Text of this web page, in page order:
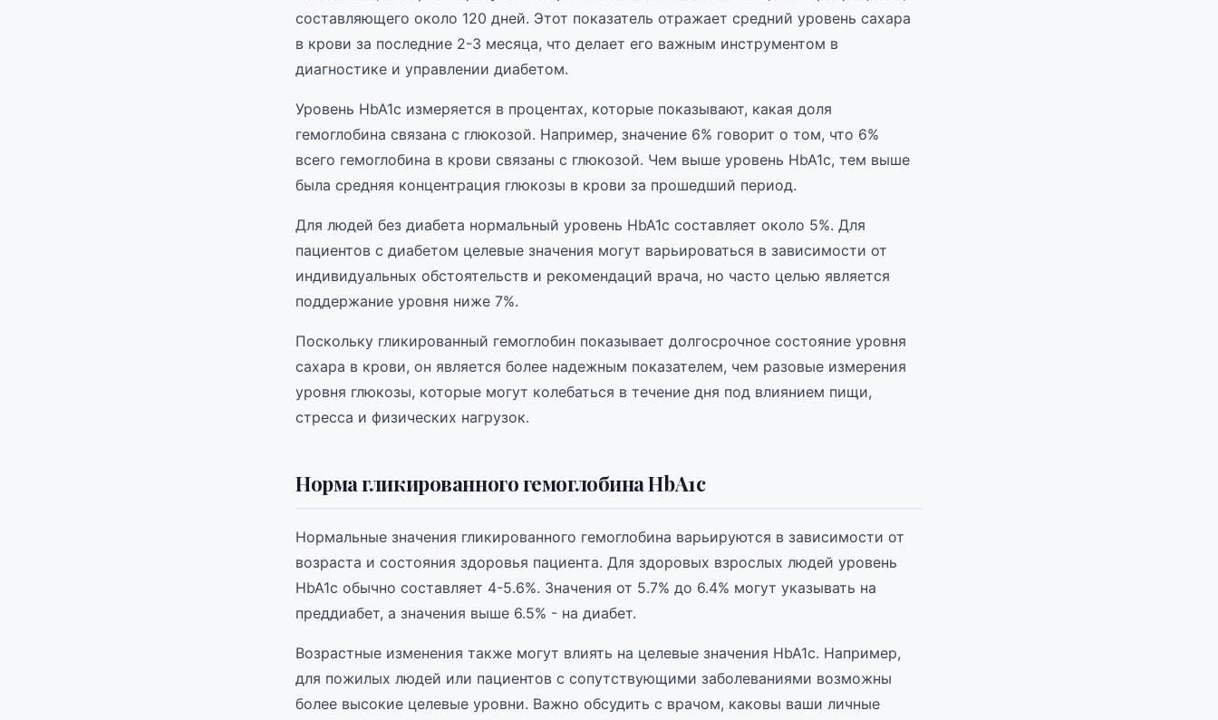
составляющего около 120 дней. Этот показатель отражает средний уровень сахара
в крови за последние 2-3 месяца, что делает его важным инструментом в
диагностике и управлении диабетом.
Уровень HbA1c измеряется в процентах, которые показывают, какая доля
гемоглобина связана с глюкозой. Например, значение 6% говорит о том, что 6%
всего гемоглобина в крови связаны с глюкозой. Чем выше уровень HbA1c, тем выше
была средняя концентрация глюкозы в крови за прошедший период.
Для людей без диабета нормальный уровень HbA1c составляет около 5%. Для
пациентов с диабетом целевые значения могут варьироваться в зависимости от
индивидуальных обстоятельств и рекомендаций врача, но часто целью является
поддержание уровня ниже 7%.
Поскольку гликированный гемоглобин показывает долгосрочное состояние уровня
сахара в крови, он является более надежным показателем, чем разовые измерения
уровня глюкозы, которые могут колебаться в течение дня под влиянием пищи,
стресса и физических нагрузок.
Норма гликированного гемоглобина HbA1c
Нормальные значения гликированного гемоглобина варьируются в зависимости от
возраста и состояния здоровья пациента. Для здоровых взрослых людей уровень
HbA1c обычно составляет 4-5.6%. Значения от 5.7% до 6.4% могут указывать на
преддиабет, а значения выше 6.5% - на диабет.
Возрастные изменения также могут влиять на целевые значения HbA1c. Например,
для пожилых людей или пациентов с сопутствующими заболеваниями возможны
более высокие целевые уровни. Важно обсудить с врачом, каковы ваши личные